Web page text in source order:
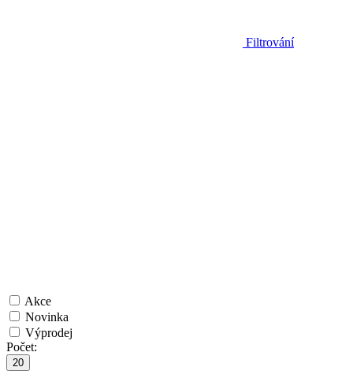
Filtrování
Akce
Novinka
Výprodej
Počet:
20